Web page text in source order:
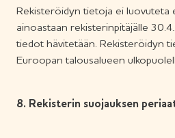
Rekisteröidyn tietoja ei luovuteta
ainoastaan rekisterinpitäjälle
tiedot hävitetään. Rekisteröidyn
Euroopan talousalueen
8. Rekisterin suojauksen